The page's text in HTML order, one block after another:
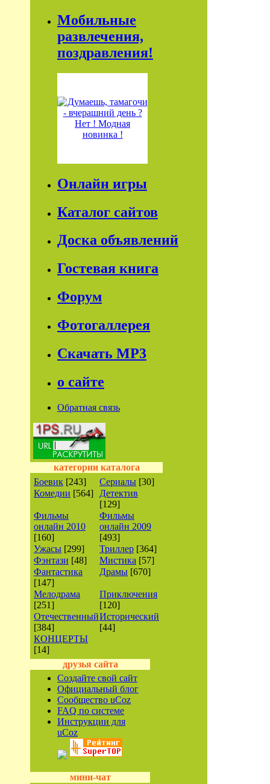
Мобильные
развлечения,
поздравления!
Онлайн игры
Каталог сайтов
Доска объявлений
Гостевая книга
Форум
Фотогаллерея
Скачать МР3
о сайте
Обратная связь
категории каталога
Боевик [243] Сериалы [30]
Комедии [564]
Детектив
[129]
Фильмы
онлайн 2010
[160]
Фильмы
онлайн 2009
[493]
Ужасы [299] Триллер [364]
Фэнтази [48] Мистика [57]
Фантастика
[147]
Драмы [670]
Мелодрама
[251]
Приключения
[120]
Отечественный
[384]
Исторический
[44]
КОНЦЕРТЫ
[14]
друзья сайта
Создайте свой сайт
Официальный блог
Сообщество uCoz
FAQ по системе
Инструкции для
uCoz
мини-чат